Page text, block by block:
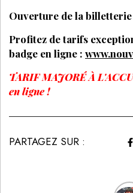
Ouverture de la
Profitez de tarifs
badge en ligne :
TARIF MAJORÉ À
en ligne !
PARTAGEZ SUR :